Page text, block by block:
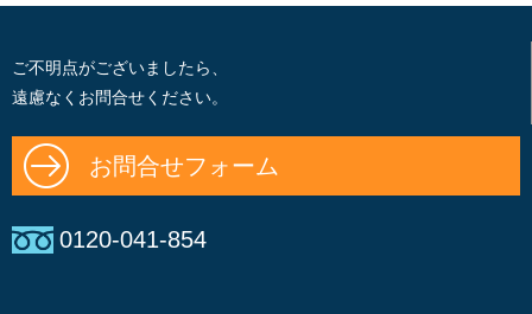
ご不明点がございましたら、
遠慮なくお問合せください。
お問合せフォーム
0120-041-854